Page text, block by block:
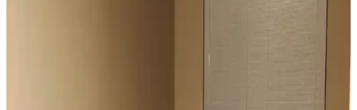
Vintage yatakların mekâna uyumu, boyut ve yerleşim planlaması ile